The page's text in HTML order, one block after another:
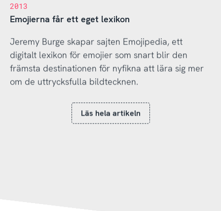
2013
Emojierna får ett eget lexikon
Jeremy Burge skapar sajten Emojipedia, ett
digitalt lexikon för emojier som snart blir den
främsta destinationen för nyfikna att lära sig mer
om de uttrycksfulla bildtecknen.
Läs hela artikeln